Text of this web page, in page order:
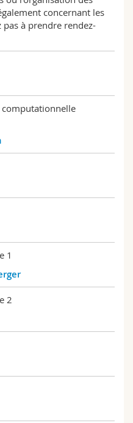
concernant les
à prendre rendez-
1
2